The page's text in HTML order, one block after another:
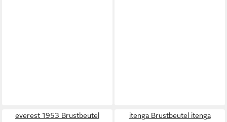
everest 1953 Brustbeutel
itenga Brustbeutel itenga